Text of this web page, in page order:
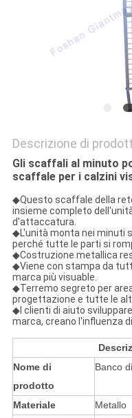
Descrizione di
Gli scaffali al minuto
scaffale per i calzini
◆Questo scaffale della
insieme completo
d'attaccatura.
◆L'unità monta nei minuti
perché tutte le parti si
◆Costruzione metallica
◆Viene con stampa da
marca più visuable.
◆Terremo segreto per
progettazione e tutte le
◆I clienti di aiuto
marca, creano l'influenza
Nome di
prodotto
Banco
Materiale
Metallo